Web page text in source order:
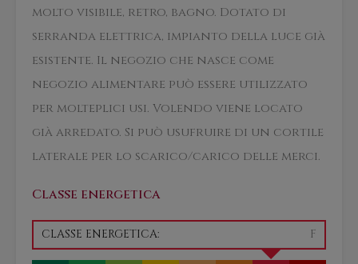
molto visibile, retro, bagno. Dotato di
serranda elettrica, impianto della luce già
esistente. Il negozio che nasce come
negozio alimentare può essere utilizzato
per molteplici usi. Volendo viene locato
già arredato. Si può usufruire di un cortile
laterale per lo scarico/carico delle merci.
Classe energetica
CLASSE ENERGETICA: F